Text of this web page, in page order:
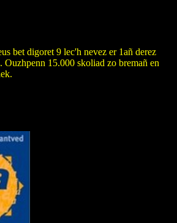
bet digoret 9 lec'h nevez er 1añ derez
Ouzhpenn 15.000 skoliad zo bremañ en